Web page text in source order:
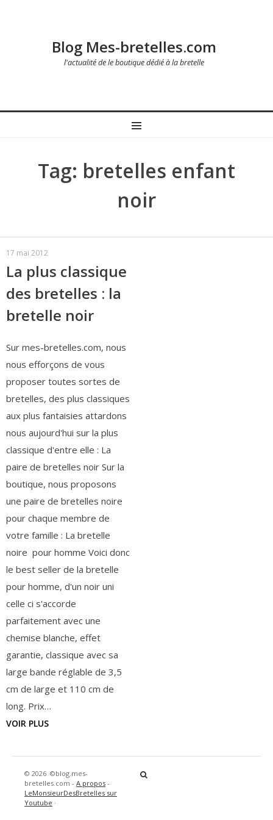
Blog Mes-bretelles.com
l'actualité de le boutique dédié à la bretelle
MENU
Tag: bretelles enfant
noir
17 mai 2012
La plus classique
des bretelles : la
bretelle noir
Sur mes-bretelles.com, nous
nous efforçons de vous
proposer toutes sortes de
bretelles, des plus classiques
aux plus fantaisies attardons
nous aujourd'hui sur la plus
classique d'entre elle : La
paire de bretelles noir Sur la
boutique, nous proposons
une paire de bretelles noire
pour chaque membre de
votre famille : La bretelle
noire pour homme Voici donc
le best seller de la bretelle
pour homme, d'un noir uni
celle ci s'accorde
parfaitement avec une
chemise blanche, effet
garantie, classique avec sa
large bande réglable de 3,5
cm de large et 110 cm de
long. Prix…
VOIR PLUS
© 2026 ©blog.mes-
bretelles.com - A propos -
LeMonsieurDesBretelles sur
Youtube ·